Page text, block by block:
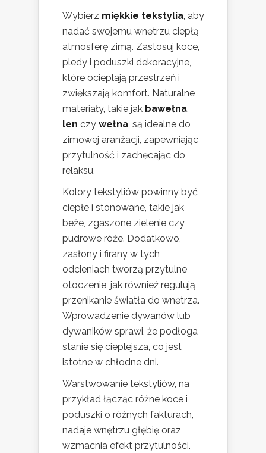
Wybierz miękkie tekstylia, aby
nadać swojemu wnętrzu ciepłą
atmosferę zimą. Zastosuj koce,
pledy i poduszki dekoracyjne,
które ocieplają przestrzeń i
zwiększają komfort. Naturalne
materiały, takie jak bawełna,
len czy wełna, są idealne do
zimowej aranżacji, zapewniając
przytulność i zachęcając do
relaksu.
Kolory tekstyliów powinny być
ciepłe i stonowane, takie jak
beże, zgaszone zielenie czy
pudrowe róże. Dodatkowo,
zasłony i firany w tych
odcieniach tworzą przytulne
otoczenie, jak również regulują
przenikanie światła do wnętrza.
Wprowadzenie dywanów lub
dywaników sprawi, że podłoga
stanie się cieplejsza, co jest
istotne w chłodne dni.
Warstwowanie tekstyliów, na
przykład łącząc różne koce i
poduszki o różnych fakturach,
nadaje wnętrzu głębię oraz
wzmacnia efekt przytulności.